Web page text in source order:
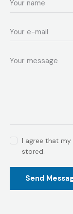
I agree that
stored.
Send